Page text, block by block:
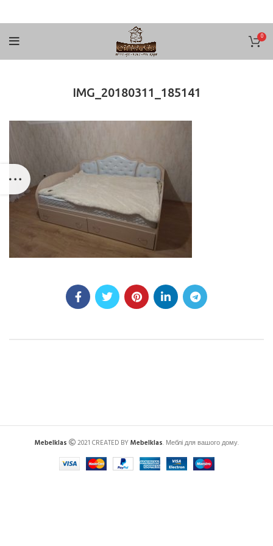
0
IMG_20180311_185141
Mebelklas 2021 CREATED BYMebelklas. Меблі для вашого дому.